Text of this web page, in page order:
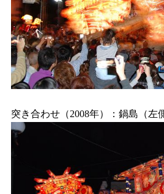
突き合わせ（2008年）：鍋島（左